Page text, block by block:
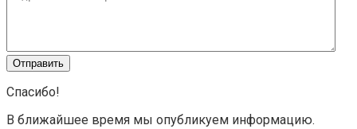
Спасибо!
В ближайшее время мы опубликуем информацию.